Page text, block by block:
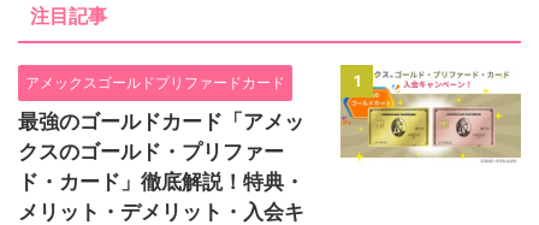
注目記事
1
アメックスゴールドプリファードカード
最強のゴールドカード「アメッ
クスのゴールド・プリファー
ド・カード」徹底解説！特典・
メリット・デメリット・入会キ